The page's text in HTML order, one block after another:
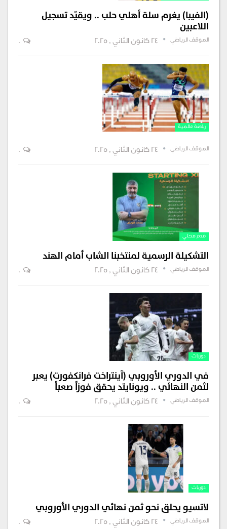
(الفيبا) يغرم سلة أهلي حلب .. ويقيّد تسجيل
اللاعبين
الموقف الرياضي 24 كانون الثاني , 2025 0
رياضة عالمية
الموقف الرياضي 24 كانون الثاني , 2025 0
قدم محلي
التشكيلة الرسمية لمنتخبنا الشاب أمام الهند
الموقف الرياضي 24 كانون الثاني , 2025 0
دوريات
في الدوري الأوروبي (آينتراخت فرانكفورت) يعبر
لثمن النهائي .. ويونايتد يحقق فوزاً صعباً
الموقف الرياضي 24 كانون الثاني , 2025 0
دوريات
لاتسيو يحلق نحو ثمن نهائي الدوري الأوروبي
الموقف الرياضي 24 كانون الثاني , 2025 0